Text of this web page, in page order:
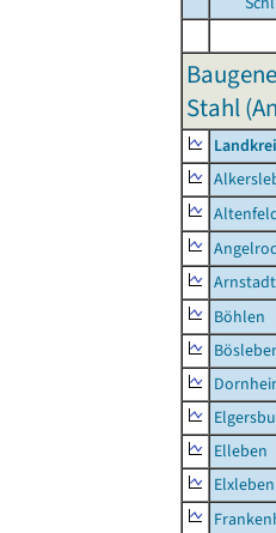
Stahl
Böhlen
Elleben
Elxleben